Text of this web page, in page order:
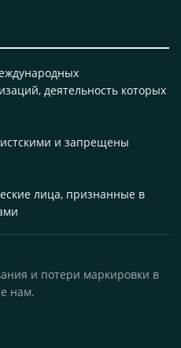
деятельность которых
и запрещены
лица, признанные в
и потери маркировки в
нам.